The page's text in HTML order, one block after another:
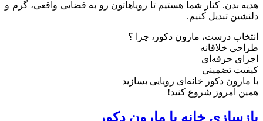
هدیه بدن. کنار شما هستیم تا رویاهاتون رو به فضایی واقعی، گرم و
دلنشین تبدیل کنیم.
انتخاب درست، مارون دکور، چرا ؟
طراحی خلاقانه
اجرای حرفه‌ای
کیفیت تضمینی
با مارون دکور خانه‌ای رویایی بسازید
همین امروز شروع کنید!
بازسازی خانه با مارون دکور